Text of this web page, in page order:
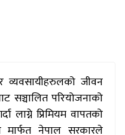
व्यवसायीहरुलको जीवन
सञ्चालित परियोजनाको
लाग्ने प्रिमियम वापतको
मार्फत नेपाल सरकारले